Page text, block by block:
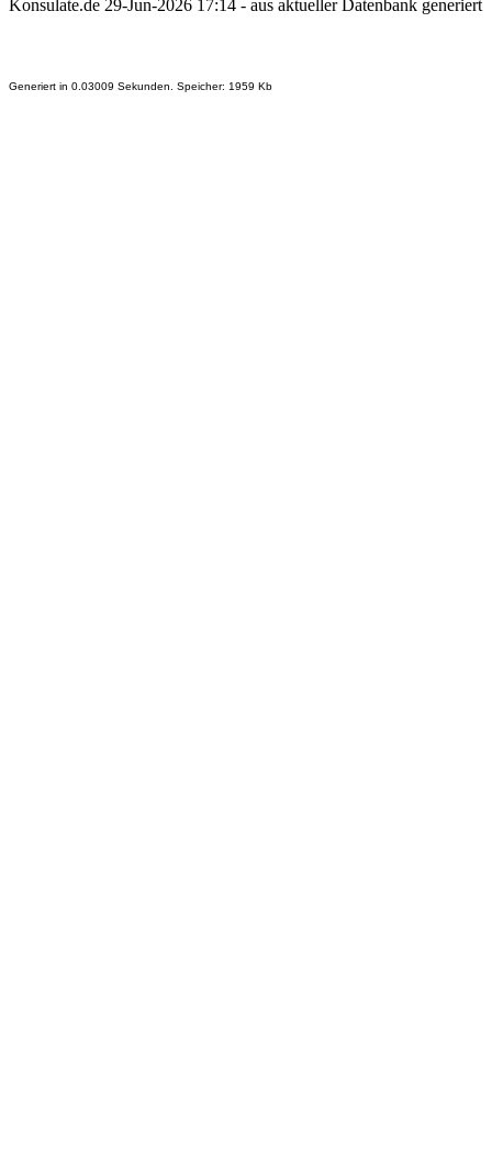
Konsulate.de 29-Jun-2026 17:14 - aus aktueller Datenbank generiert
Generiert in 0.03009 Sekunden. Speicher: 1959 Kb